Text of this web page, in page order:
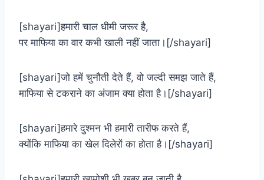
[shayari]हमारी चाल धीमी जरूर है,
पर माफिया का वार कभी खाली नहीं जाता।[/shayari]
[shayari]जो हमें चुनौती देते हैं, वो जल्दी समझ जाते हैं,
माफिया से टकराने का अंजाम क्या होता है।[/shayari]
[shayari]हमारे दुश्मन भी हमारी तारीफ करते हैं,
क्योंकि माफिया का खेल दिलेरों का होता है।[/shayari]